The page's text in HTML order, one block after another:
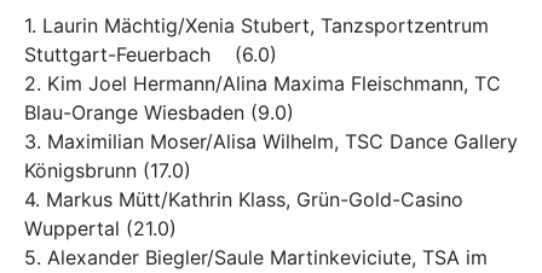
1. Laurin Mächtig/Xenia Stubert, Tanzsportzentrum
Stuttgart-Feuerbach (6.0)
2. Kim Joel Hermann/Alina Maxima Fleischmann, TC
Blau-Orange Wiesbaden (9.0)
3. Maximilian Moser/Alisa Wilhelm, TSC Dance Gallery
Königsbrunn (17.0)
4. Markus Mütt/Kathrin Klass, Grün-Gold-Casino
Wuppertal (21.0)
5. Alexander Biegler/Saule Martinkeviciute, TSA im